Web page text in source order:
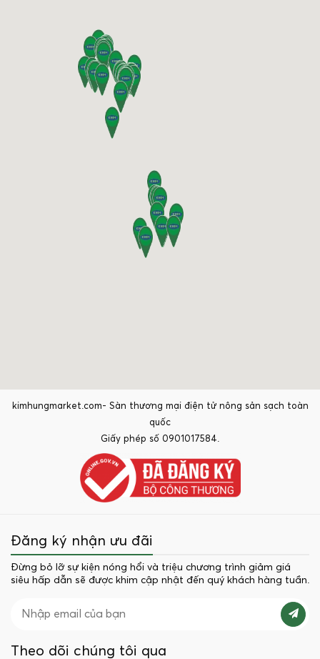
kimhungmarket.com- Sàn thương mại điện tử nông sản sạch toàn
quốc
Giấy phép số 0901017584.
Đăng ký nhận ưu đãi
Đừng bỏ lỡ sự kiện nóng hổi và triệu chương trình giảm giá
siêu hấp dẫn sẽ được khim cập nhật đến quý khách hàng tuần.
Theo dõi chúng tôi qua